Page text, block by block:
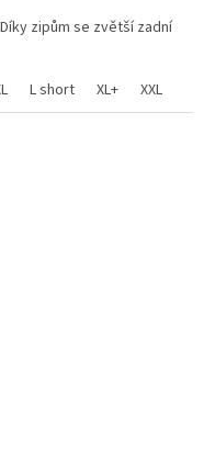
zipům se zvětší zadní
L short XL+ XXL